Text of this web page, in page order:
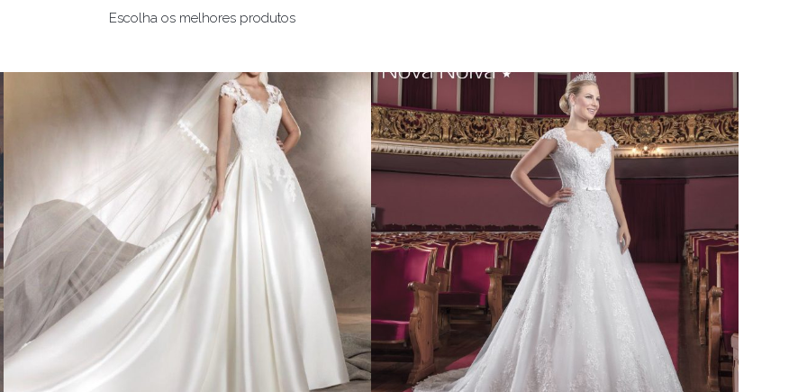
Escolha os melhores produtos